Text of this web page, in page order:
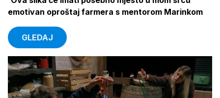
emotivan oproštaj farmera s mentorom Marinkom
GLEDAJ